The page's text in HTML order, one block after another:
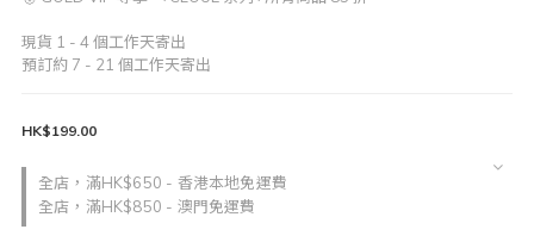
現貨 1 - 4 個工作天寄出
預訂約 7 - 21 個工作天寄出
全店，滿HK$650 - 香港本地免運費
全店，滿HK$850 - 澳門免運費
HK$199.00